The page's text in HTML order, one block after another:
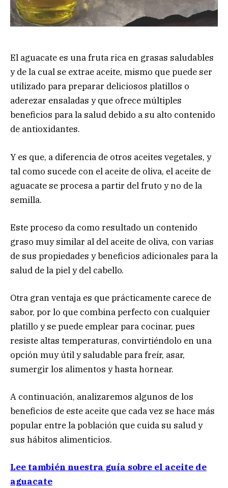
El aguacate es una fruta rica en grasas saludables
y de la cual se extrae aceite, mismo que puede ser
utilizado para preparar deliciosos platillos o
aderezar ensaladas y que ofrece múltiples
beneficios para la salud debido a su alto contenido
de antioxidantes.
Y es que, a diferencia de otros aceites vegetales, y
tal como sucede con el aceite de oliva, el aceite de
aguacate se procesa a partir del fruto y no de la
semilla.
Este proceso da como resultado un contenido
graso muy similar al del aceite de oliva, con varias
de sus propiedades y beneficios adicionales para la
salud de la piel y del cabello.
Otra gran ventaja es que prácticamente carece de
sabor, por lo que combina perfecto con cualquier
platillo y se puede emplear para cocinar, pues
resiste altas temperaturas, convirtiéndolo en una
opción muy útil y saludable para freír, asar,
sumergir los alimentos y hasta hornear.
A continuación, analizaremos algunos de los
beneficios de este aceite que cada vez se hace más
popular entre la población que cuida su salud y
sus hábitos alimenticios.
Lee también nuestra guía sobre el aceite de
aguacate